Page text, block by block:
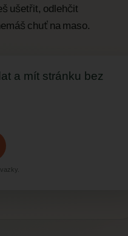
ušetřit, odlehčit
chuť na maso.
a mít stránku bez